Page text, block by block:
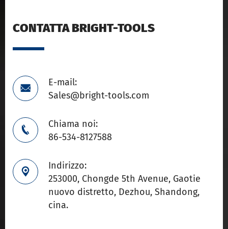
CONTATTA BRIGHT-TOOLS

E-mail:
Sales@bright-tools.com

Chiama noi:
86-534-8127588

Indirizzo:
253000, Chongde 5th Avenue, Gaotie
nuovo distretto, Dezhou, Shandong,
cina.